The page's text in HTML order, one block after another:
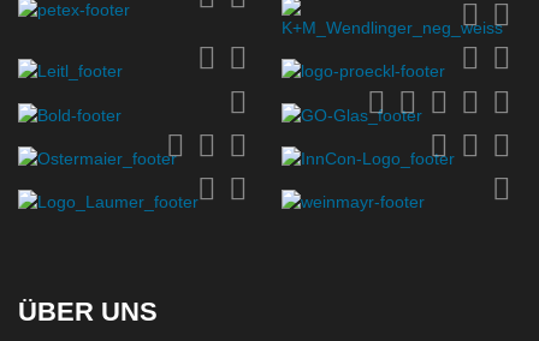
ÜBER UNS